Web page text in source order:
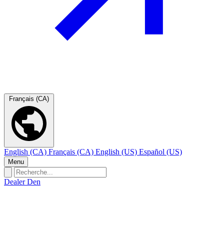
Français (CA)
English (CA) Français (CA) English (US) Español (US)
Menu
Dealer Den